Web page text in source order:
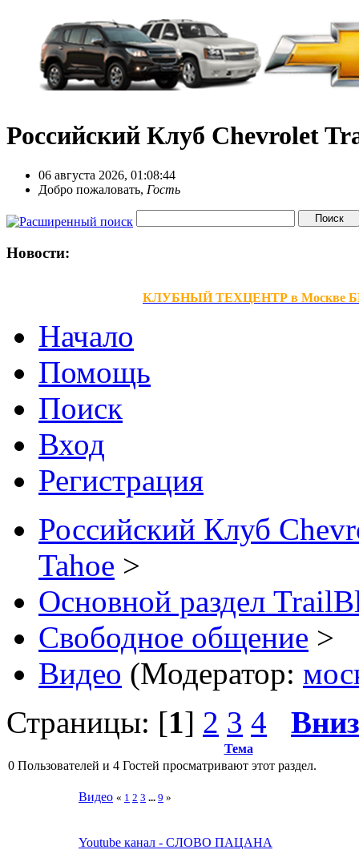
Российский Клуб Chevrolet
06 августа 2026, 01:08:44
Добро пожаловать, Гость
Новости:
КЛУБНЫЙ ТЕХЦЕНТР в Москве
Начало
Помощь
Поиск
Вход
Регистрация
Российский Клуб
Tahoe >
Основной раздел
Свободное общение >
Видео (Модератор:
Страницы: [1] 2 3 4 Вниз
Тема
0 Пользователей и 4 Гостей просматривают этот раздел.
Видео « 1 2 3 ... 9 »
Youtube канал - СЛОВО ПАЦАНА